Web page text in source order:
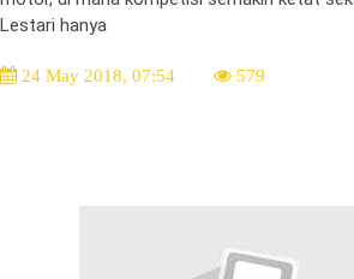
Lestari hanya
24 May 2018, 07:54 579